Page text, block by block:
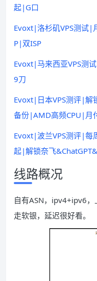
起|G口
Evoxt|洛杉矶VPS测试
P|双ISP
Evoxt|马来西亚VPS测
9刀
Evoxt|日本VPS测评|
备份|AMD高频CPU|月
Evoxt|波兰VPS测评|
起|解锁奈飞
线路概况
自有ASN，ipv4+ipv6
走软银，延迟很好看。